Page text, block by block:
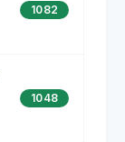
1082
1048